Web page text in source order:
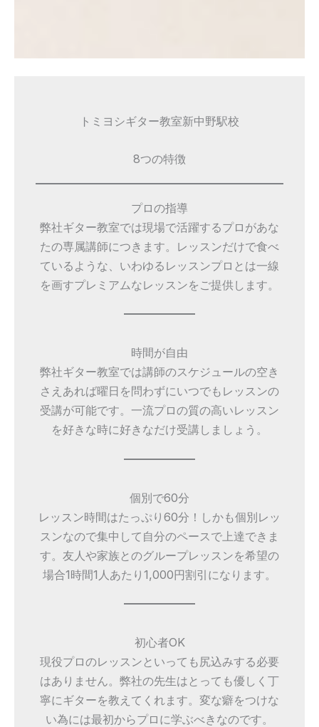
トミヨシギター教室新中野駅校
8つの特徴
プロの指導
弊社ギター教室では現場で活躍するプロがあな
たの専属講師につきます。レッスンだけで食べ
ているような、いわゆるレッスンプロとは一線
を画すプレミアムなレッスンをご提供します。
時間が自由
弊社ギター教室では講師のスケジュールの空き
さえあれば曜日を問わずにいつでもレッスンの
受講が可能です。一流プロの質の高いレッスン
を好きな時に好きなだけ受講しましょう。
個別で60分
レッスン時間はたっぷり60分！しかも個別レッ
スンなので集中して自分のペースで上達できま
す。友人や家族とのグループレッスンを希望の
場合1時間1人あたり1,000円割引になります。
初心者OK
現役プロのレッスンといっても尻込みする必要
はありません。弊社の先生はとっても優しく丁
寧にギターを教えてくれます。変な癖をつけな
い為には最初からプロに学ぶべきなのです。